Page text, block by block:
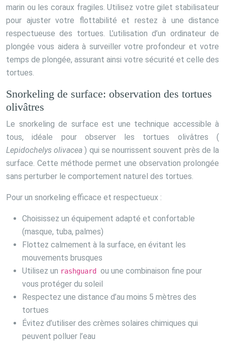
marin ou les coraux fragiles. Utilisez votre gilet stabilisateur
pour ajuster votre flottabilité et restez à une distance
respectueuse des tortues. L’utilisation d’un ordinateur de
plongée vous aidera à surveiller votre profondeur et votre
temps de plongée, assurant ainsi votre sécurité et celle des
tortues.
Snorkeling de surface: observation des tortues
olivâtres
Le snorkeling de surface est une technique accessible à
tous, idéale pour observer les tortues olivâtres (
Lepidochelys olivacea ) qui se nourrissent souvent près de la
surface. Cette méthode permet une observation prolongée
sans perturber le comportement naturel des tortues.
Pour un snorkeling efficace et respectueux :
Choisissez un équipement adapté et confortable
(masque, tuba, palmes)
Flottez calmement à la surface, en évitant les
mouvements brusques
Utilisez un rashguard ou une combinaison fine pour
vous protéger du soleil
Respectez une distance d’au moins 5 mètres des
tortues
Évitez d’utiliser des crèmes solaires chimiques qui
peuvent polluer l’eau